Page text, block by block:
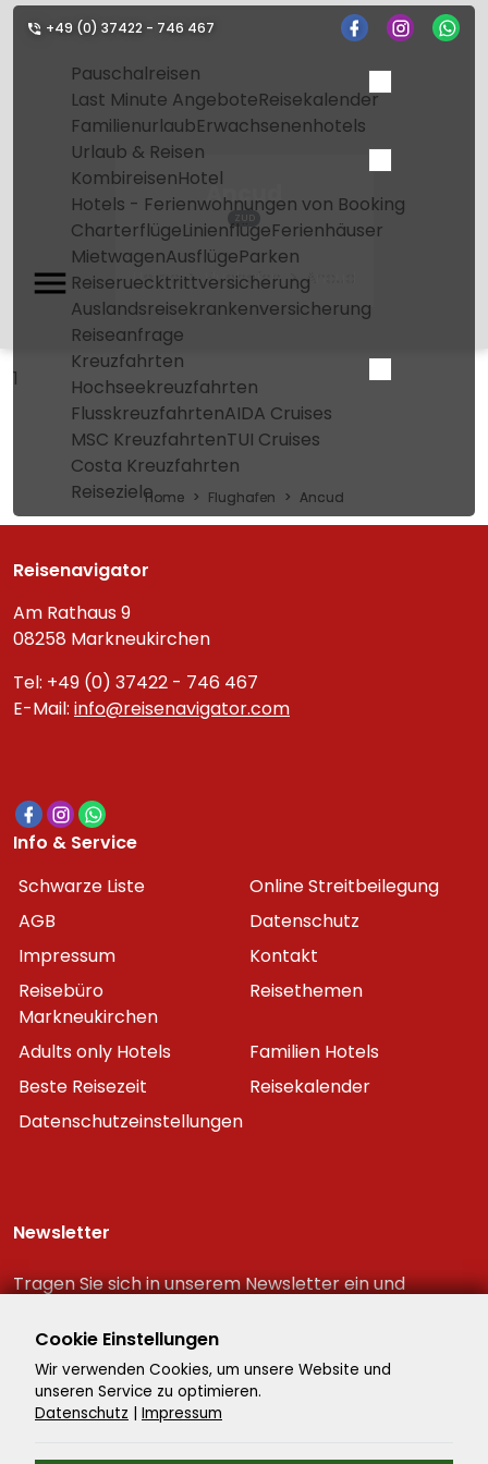
+49 (0) 37422 - 746 467
Pauschalreisen
Last Minute AngeboteReisekalender
FamilienurlaubErwachsenenhotels
Urlaub & Reisen
KombireisenHotel
Hotels - Ferienwohnungen von Booking
CharterflügeLinienflügeFerienhäuser
MietwagenAusflügeParken
Reiseruecktrittversicherung
Auslandsreisekrankenversicherung
Reiseanfrage
Kreuzfahrten
Hochseekreuzfahrten
FlusskreuzfahrtenAIDA Cruises
MSC KreuzfahrtenTUI Cruises
Costa Kreuzfahrten
Reiseziele
Ancud
ZUD
Home Flughafen Ancud
1
Home Flughafen Ancud
Reisenavigator
Am Rathaus 9
08258 Markneukirchen
Tel: +49 (0) 37422 - 746 467
E-Mail: info@reisenavigator.com
Info & Service
Schwarze Liste
Online Streitbeilegung
AGB
Datenschutz
Impressum
Kontakt
Reisebüro
Markneukirchen
Reisethemen
Adults only Hotels
Familien Hotels
Beste Reisezeit
Reisekalender
Datenschutzeinstellungen
Newsletter
Tragen Sie sich in unserem Newsletter ein und
Reiseschnäppchen!
Cookie Einstellungen
Wir verwenden Cookies, um unsere Website und
unseren Service zu optimieren.
Datenschutz | Impressum